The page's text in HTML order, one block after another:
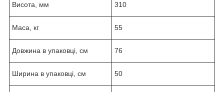
Висота, мм 310
Маса, кг 55
Довжина в упаковці, см 76
Ширина в упаковці, см 50